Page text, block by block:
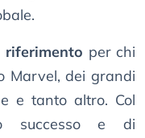
per chi
Marvel, dei grandi
e tanto altro. Col
successo e di